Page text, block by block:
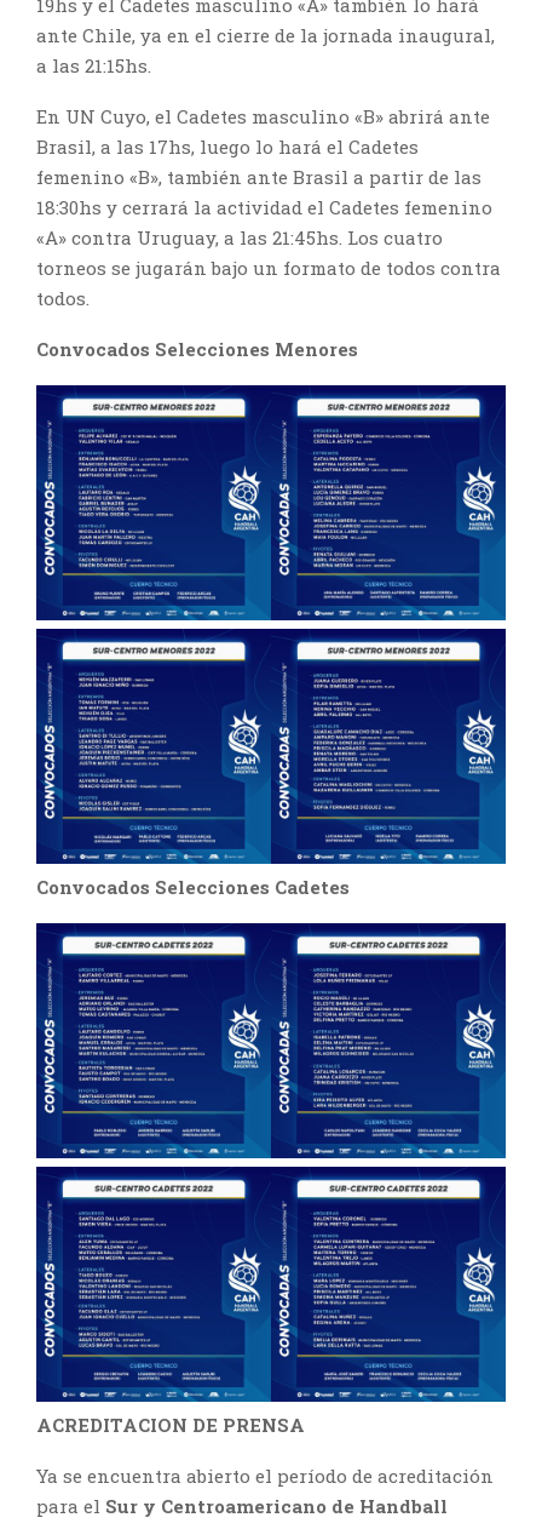
ante Chile, ya en el cierre de la jornada inaugural,
a las 21:15hs.
En UN Cuyo, el Cadetes masculino «B» abrirá ante
Brasil, a las 17hs, luego lo hará el Cadetes
femenino «B», también ante Brasil a partir de las
18:30hs y cerrará la actividad el Cadetes femenino
«A» contra Uruguay, a las 21:45hs. Los cuatro
torneos se jugarán bajo un formato de todos contra
todos.
Convocados Selecciones Menores
Convocados Selecciones Cadetes
ACREDITACION DE PRENSA
Ya se encuentra abierto el período de acreditación
para el Sur y Centroamericano de Handball